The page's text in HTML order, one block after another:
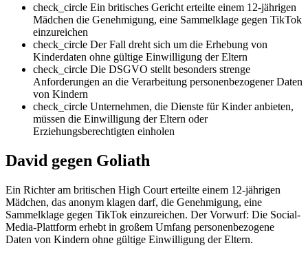
check_circle Ein britisches Gericht erteilte einem 12-jährigen
Mädchen die Genehmigung, eine Sammelklage gegen TikTok
einzureichen
check_circle Der Fall dreht sich um die Erhebung von
Kinderdaten ohne gültige Einwilligung der Eltern
check_circle Die DSGVO stellt besonders strenge
Anforderungen an die Verarbeitung personenbezogener Daten
von Kindern
check_circle Unternehmen, die Dienste für Kinder anbieten,
müssen die Einwilligung der Eltern oder
Erziehungsberechtigten einholen
David gegen Goliath
Ein Richter am britischen High Court erteilte einem 12-jährigen
Mädchen, das anonym klagen darf, die Genehmigung, eine
Sammelklage gegen TikTok einzureichen. Der Vorwurf: Die Social-
Media-Plattform erhebt in großem Umfang personenbezogene
Daten von Kindern ohne gültige Einwilligung der Eltern.